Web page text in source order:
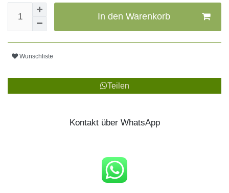
In den Warenkorb
Wunschliste
Teilen
Kontakt über WhatsApp